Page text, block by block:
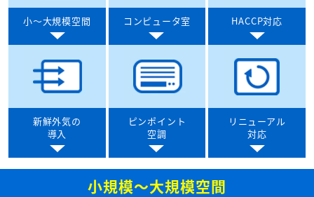
小〜大規模空間 コンピュータ室 HACCP対応
新鮮外気の
導入
ピンポイント
空調
リニューアル
対応
小規模〜大規模空間